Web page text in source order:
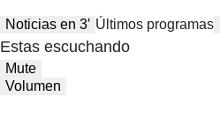
Noticias en 3′ Últimos programas
Estas escuchando
Mute
Volumen